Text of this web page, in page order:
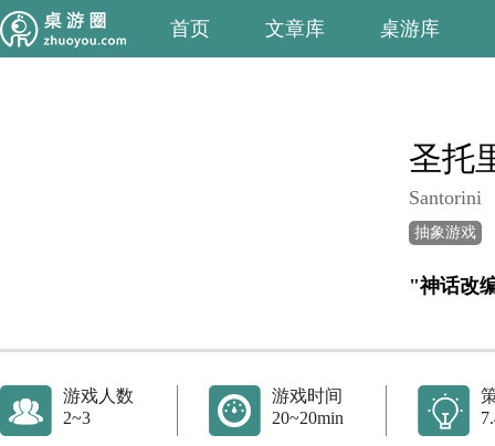
首页 文章库 桌游库
圣托
Santorini
抽象游戏
"神话改
游戏人数
2~3
游戏时间
20~20min